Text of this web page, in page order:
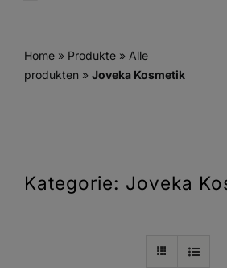
Home» Produkte» Alle
produkten » Joveka Kosmetik
Kategorie: Joveka